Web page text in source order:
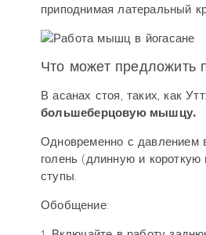
приподнимая латеральный
Что может предложить
В асанах стоя, таких, как
большеберцовую мышцу.
Одновременно с давлением
голень (длинную и
ступы.
Обобщение: